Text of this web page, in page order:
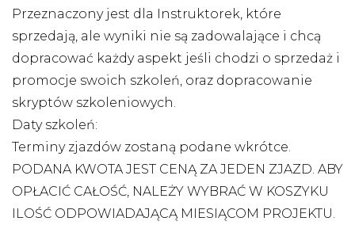
Przeznaczony jest dla Instruktorek, które
sprzedają, ale wyniki nie są zadowalające i chcą
dopracować każdy aspekt jeśli chodzi o sprzedaż i
promocje swoich szkoleń, oraz dopracowanie
skryptów szkoleniowych.
Daty szkoleń:
Terminy zjazdów zostaną podane wkrótce.
PODANA KWOTA JEST CENĄ ZA JEDEN ZJAZD. ABY
OPŁACIĆ CAŁOŚĆ, NALEŻY WYBRAĆ W KOSZYKU
ILOŚĆ ODPOWIADAJĄCĄ MIESIĄCOM PROJEKTU.